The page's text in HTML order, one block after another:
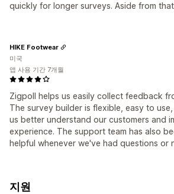
quickly for longer surveys. Aside from
Zigpoll helps us easily collect feedback
The survey builder is flexible, easy to
us better understand our customers and
experience. The support team has also
helpful whenever we've had questions or
HIKE Footwear
미국
앱 사용 기간 7개월
지원